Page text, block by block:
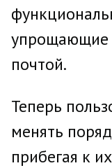
упрощающие
почтой.
Теперь
менять
прибегая к